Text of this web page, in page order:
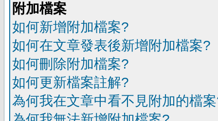
附加檔案
如何新增附加檔案?
如何在文章發表後新增附加檔案?
如何刪除附加檔案?
如何更新檔案註解?
為何我在文章中看不見附加的檔